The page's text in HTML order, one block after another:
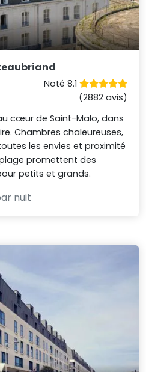
Noté 8.1
(2882 avis)
cœur de Saint-Malo, dans
Chambres chaleureuses,
les envies et proximité
promettent des
petits et grands.
nuit